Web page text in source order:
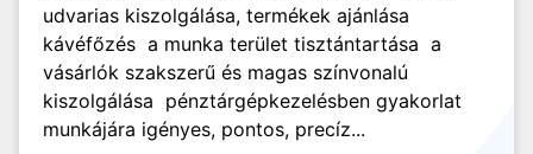
udvarias kiszolgálása, termékek ajánlása
kávéfőzés a munka terület tisztántartása a
vásárlók szakszerű és magas színvonalú
kiszolgálása pénztárgépkezelésben gyakorlat
munkájára igényes, pontos, precíz...